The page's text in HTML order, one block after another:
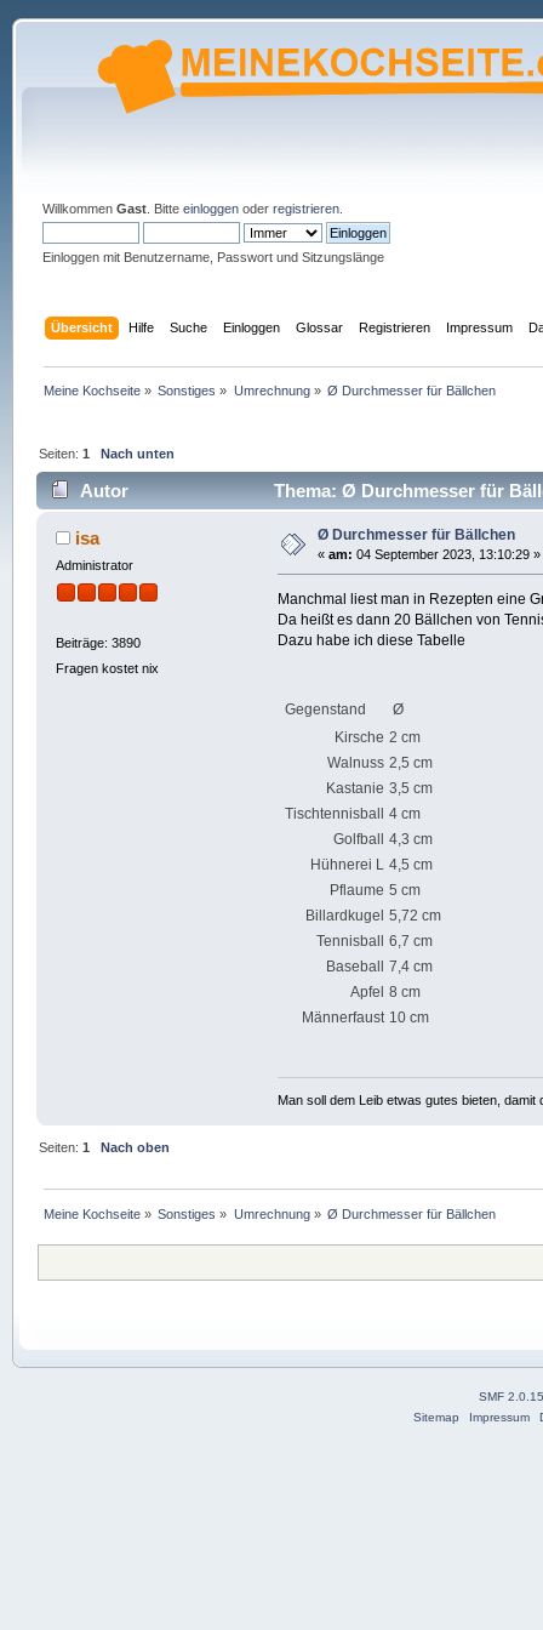
Willkommen Gast. Bitte einloggenoder registrieren.
Einloggen mit Benutzername, Passwort und Sitzungslänge
Übersicht Hilfe Suche Einloggen Glossar Registrieren Impressum
Meine Kochseite » Sonstiges » Umrechnung» Ø Durchmesser für Bällchen
Seiten:1 Nach unten
Autor Thema: Ø Durchmesser für
isa
Administrator
Beiträge: 3890
Fragen kostet nix
Ø Durchmesser für Bällchen
« am: 04 September 2023, 13:10:29 »
Manchmal liest man in Rezepten eine
Da heißt es dann 20 Bällchen von
Dazu habe ich diese Tabelle
Gegenstand
Ø
Kirsche 2 cm
Walnuss 2,5 cm
Kastanie 3,5 cm
Tischtennisball
4 cm
Golfball
4,3 cm
Hühnerei L 4,5 cm
Pflaume 5 cm
Billardkugel
5,72 cm
Tennisball
6,7 cm
Baseball
7,4 cm
Apfel
8 cm
Männerfaust 10 cm
Man soll dem Leib etwas gutes bieten,
Seiten:1 Nach oben
Meine Kochseite » Sonstiges » Umrechnung» Ø Durchmesser für Bällchen
SMF
Sitemap
Impressum